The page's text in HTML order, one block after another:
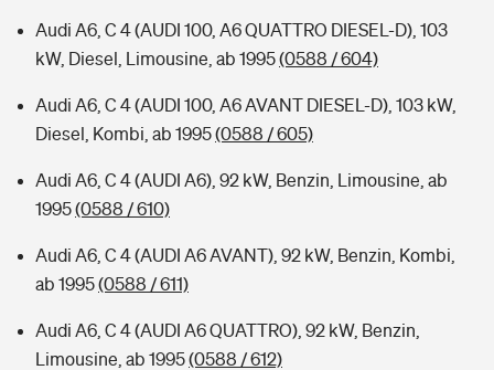
Audi A6, C 4 (AUDI 100, A6 QUATTRO DIESEL-D), 103
kW, Diesel, Limousine, ab 1995(0588 / 604)
Audi A6, C 4 (AUDI 100, A6 AVANT DIESEL-D), 103 kW,
Diesel, Kombi, ab 1995(0588 / 605)
Audi A6, C 4 (AUDI A6), 92 kW, Benzin, Limousine, ab
1995(0588 / 610)
Audi A6, C 4 (AUDI A6 AVANT), 92 kW, Benzin, Kombi,
ab 1995(0588 / 611)
Audi A6, C 4 (AUDI A6 QUATTRO), 92 kW, Benzin,
Limousine, ab 1995(0588 / 612)